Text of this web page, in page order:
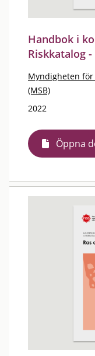
Handbok i
Riskkatalog
Myndigheten
(MSB)
2022
Öppna